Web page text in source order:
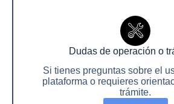
Dudas de operación o
Si tienes preguntas sobre el
plataforma o requieres
trámite.